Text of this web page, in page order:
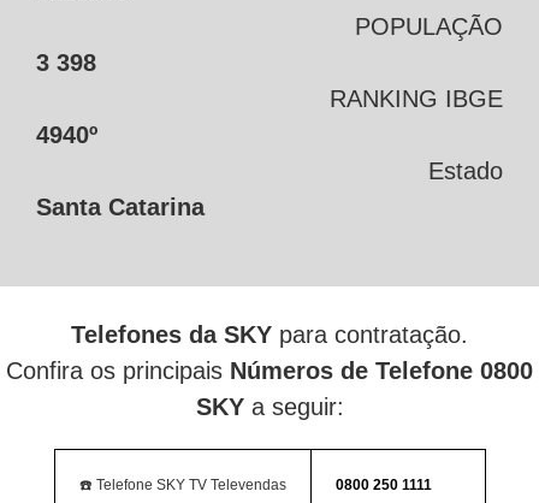
POPULAÇÃO
3 398
RANKING IBGE
4940º
Estado
Santa Catarina
Telefones da SKY para contratação.
Confira os principais Números de Telefone 0800
SKYa seguir:
☎️ Telefone SKY TV Televendas 0800 250 1111